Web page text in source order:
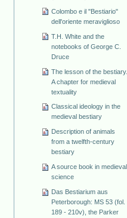
Colombo e il "Bestiario"
dell'oriente meraviglioso
T.H. White and the
notebooks of George C.
Druce
The lesson of the bestiary.
A chapter for medieval
textuality
Classical ideology in the
medieval bestiary
Description of animals
from a twelfth-century
bestiary
A source book in medieval
science
Das Bestiarium aus
Peterborough: MS 53 (fol.
189 - 210v), the Parker